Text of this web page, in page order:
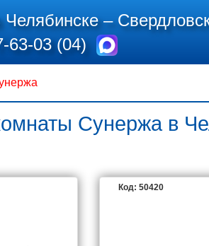
Челябинске –
63-03 (04)
Сунержа в
Код: 50420